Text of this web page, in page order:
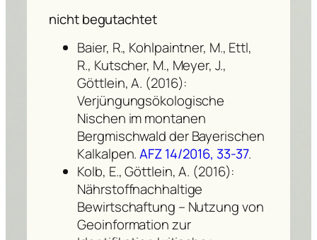
nicht begutachtet
Baier, R., Kohlpaintner, M., Ettl,
R., Kutscher, M., Meyer, J.,
Göttlein, A. (2016):
Verjüngungsökologische
Nischen im montanen
Bergmischwald der Bayerischen
Kalkalpen.AFZ 14/2016, 33-37.
Kolb, E., Göttlein, A. (2016):
Nährstoffnachhaltige
Bewirtschaftung – Nutzung von
Geoinformation zur